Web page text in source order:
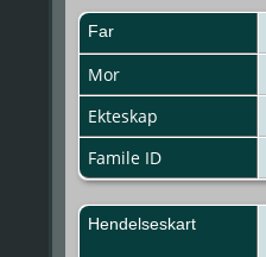
Far
Mor
Ekteskap
Famile ID
Hendelseskart